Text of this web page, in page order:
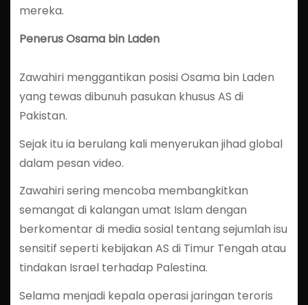
mereka.
Penerus Osama bin Laden
Zawahiri menggantikan posisi Osama bin Laden
yang tewas dibunuh pasukan khusus AS di
Pakistan.
Sejak itu ia berulang kali menyerukan jihad global
dalam pesan video.
Zawahiri sering mencoba membangkitkan
semangat di kalangan umat Islam dengan
berkomentar di media sosial tentang sejumlah isu
sensitif seperti kebijakan AS di Timur Tengah atau
tindakan Israel terhadap Palestina.
Selama menjadi kepala operasi jaringan teroris